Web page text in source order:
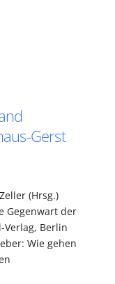
Gerst
(Hrsg.)
Gegenwart der
Berlin
Wie gehen